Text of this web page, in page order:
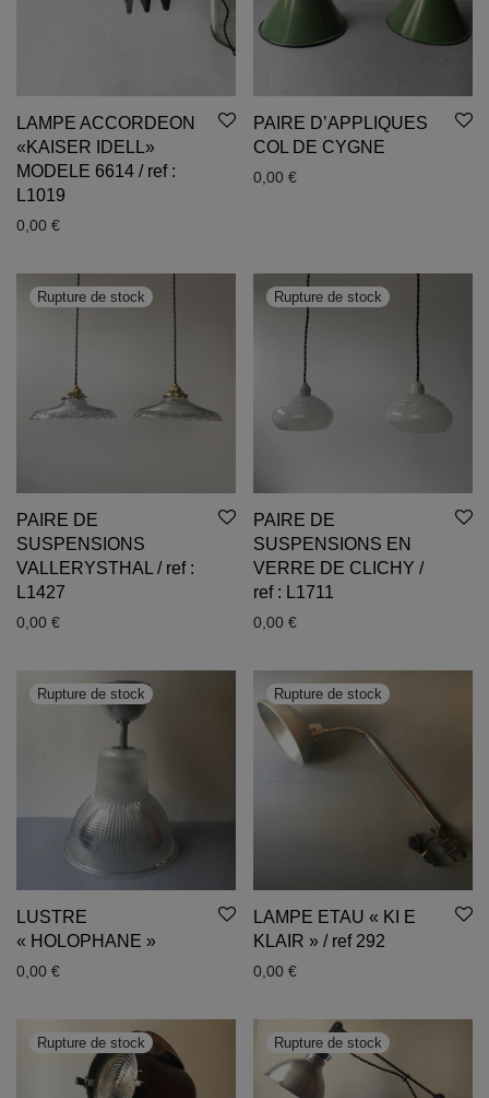
LAMPE ACCORDEON
«KAISER IDELL»
MODELE 6614 / ref :
L1019
0,00 €
PAIRE D’APPLIQUES
COL DE CYGNE
0,00 €
PAIRE DE
SUSPENSIONS
VALLERYSTHAL / ref :
L1427
0,00 €
PAIRE DE
SUSPENSIONS EN
VERRE DE CLICHY /
ref : L1711
0,00 €
LUSTRE
« HOLOPHANE »
0,00 €
LAMPE ETAU « KI E
KLAIR » / ref 292
0,00 €